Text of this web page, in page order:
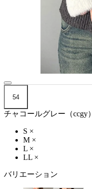
54
チャコールグレー（ccgy）
S ×
M ×
L ×
LL ×
バリエーション